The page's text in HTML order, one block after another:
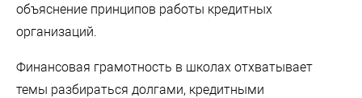
объяснение принципов работы кредитных
организаций.
Финансовая грамотность в школах отхватывает
темы разбираться долгами, кредитными